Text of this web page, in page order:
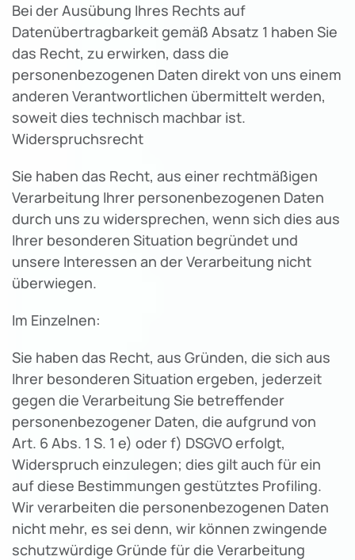
Bei der Ausübung Ihres Rechts auf
Datenübertragbarkeit gemäß Absatz 1 haben Sie
das Recht, zu erwirken, dass die
personenbezogenen Daten direkt von uns einem
anderen Verantwortlichen übermittelt werden,
soweit dies technisch machbar ist.
Widerspruchsrecht
Sie haben das Recht, aus einer rechtmäßigen
Verarbeitung Ihrer personenbezogenen Daten
durch uns zu widersprechen, wenn sich dies aus
Ihrer besonderen Situation begründet und
unsere Interessen an der Verarbeitung nicht
überwiegen.
Im Einzelnen:
Sie haben das Recht, aus Gründen, die sich aus
Ihrer besonderen Situation ergeben, jederzeit
gegen die Verarbeitung Sie betreffender
personenbezogener Daten, die aufgrund von
Art. 6 Abs. 1 S. 1 e) oder f) DSGVO erfolgt,
Widerspruch einzulegen; dies gilt auch für ein
auf diese Bestimmungen gestütztes Profiling.
Wir verarbeiten die personenbezogenen Daten
nicht mehr, es sei denn, wir können zwingende
schutzwürdige Gründe für die Verarbeitung